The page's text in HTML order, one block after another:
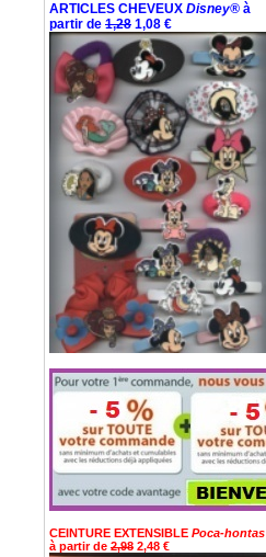
ARTICLES CHEVEUX Disney® à
partir de 1,28 1,08 €
CEINTURE EXTENSIBLE Poca-hontas
à partir de 2,98 2,48 €